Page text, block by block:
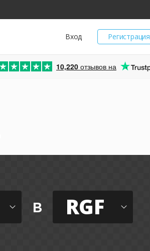
Регистрация
Вход
10,220 отзывов на
в RGF